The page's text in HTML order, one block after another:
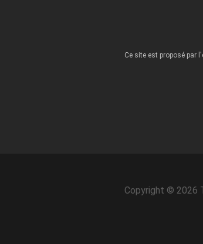
Ce site est proposé par
Copyright © 2026